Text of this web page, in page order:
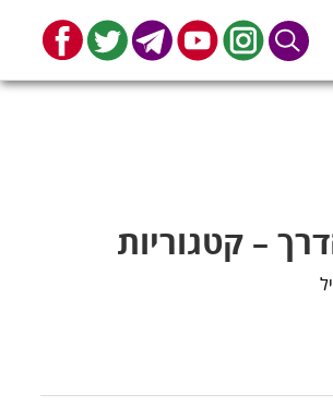
Search
Instagram
Youtube
Telegram
Twitter
– קטגוריות